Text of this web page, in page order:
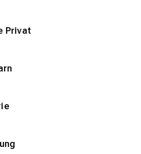
Privat